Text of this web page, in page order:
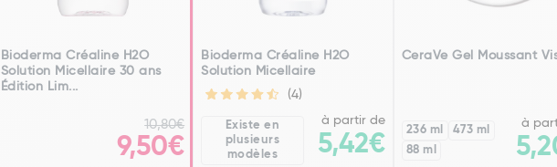
Bioderma Créaline H2O
Solution Micellaire 30 ans
Édition Lim...
10,80€
9,50€
Bioderma Créaline H2O
Solution Micellaire
(4)
Existe en
plusieurs
modèles
à partir de
5,42€
CeraVe Gel Moussant
236 ml
473 ml
88 ml
à